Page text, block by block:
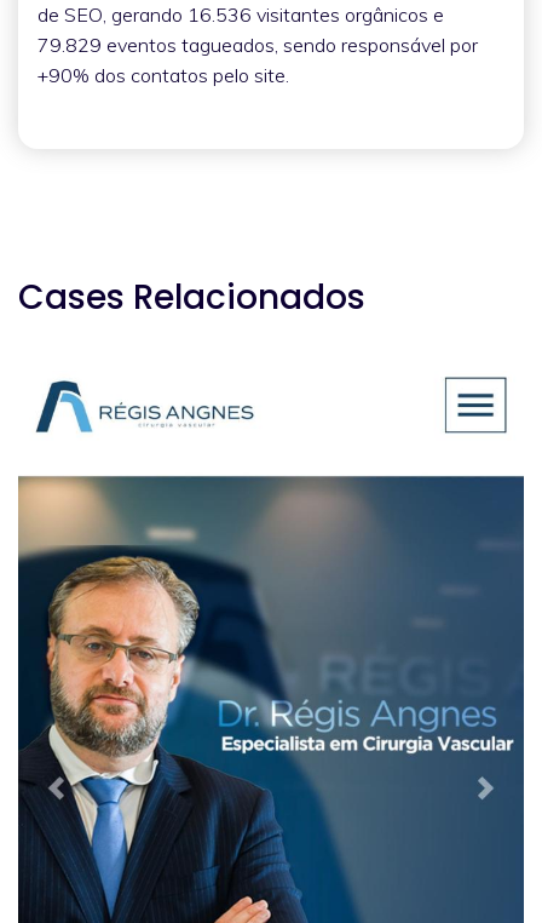
de SEO, gerando 16.536 visitantes orgânicos e
79.829 eventos tagueados, sendo responsável por
+90% dos contatos pelo site.
Cases Relacionados